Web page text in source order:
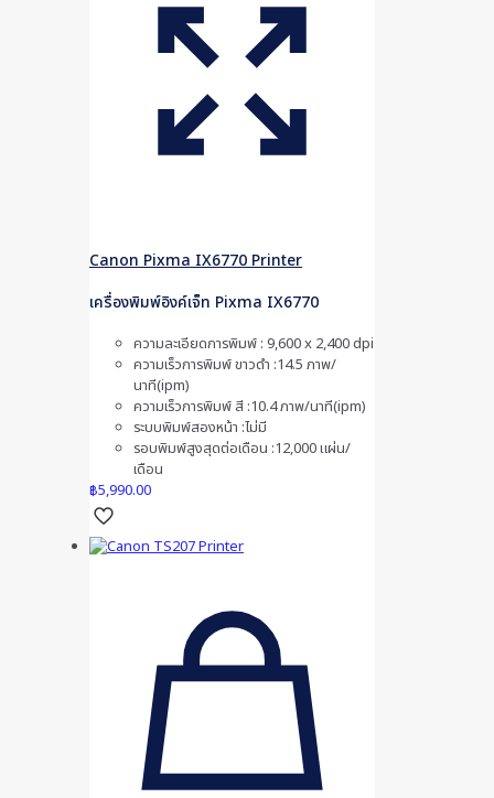
Canon Pixma IX6770 Printer
เครื่องพิมพ์อิงค์เจ็ท Pixma IX6770
ความละเอียดการพิมพ์ : 9,600 x 2,400 dpi
ความเร็วการพิมพ์ ขาวดำ :14.5 ภาพ/
นาที(ipm)
ความเร็วการพิมพ์ สี :10.4 ภาพ/นาที(ipm)
ระบบพิมพ์สองหน้า :ไม่มี
รอบพิมพ์สูงสุดต่อเดือน :12,000 แผ่น/
เดือน
฿5,990.00